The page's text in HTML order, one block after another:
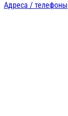
Адреса / телефоны